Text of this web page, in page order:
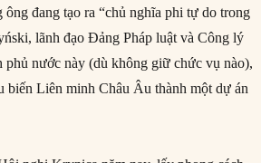
đang tạo ra “chủ nghĩa phi tự do trong
lãnh đạo Đảng Pháp luật và Công lý
nước này (dù không giữ chức vụ nào),
biến Liên minh Châu Âu thành một dự án